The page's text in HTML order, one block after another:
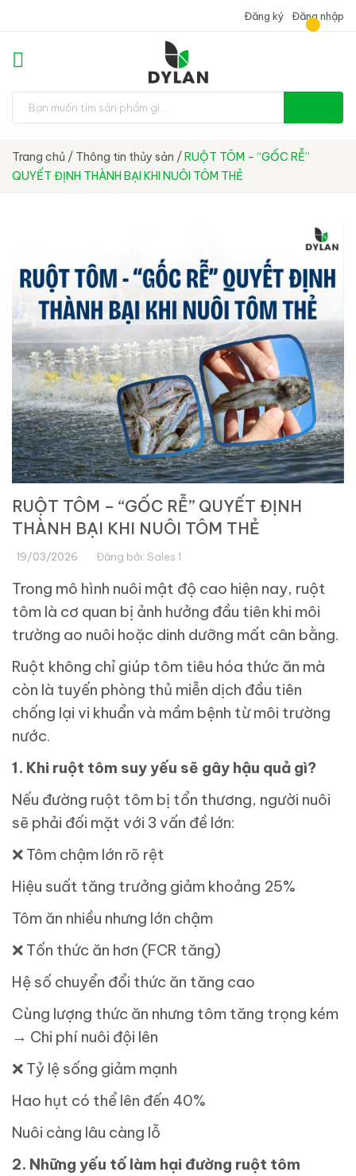
Đăng ký Đăng nhập
Trang chủ / Thông tin thủy sản /RUỘT TÔM – “GỐC RỄ”
QUYẾT ĐỊNH THÀNH BẠI KHI NUÔI TÔM THẺ
RUỘT TÔM – “GỐC RỄ” QUYẾT ĐỊNH
THÀNH BẠI KHI NUÔI TÔM THẺ
19/03/2026 Đăng bởi: Sales 1
Trong mô hình nuôi mật độ cao hiện nay, ruột
tôm là cơ quan bị ảnh hưởng đầu tiên khi môi
trường ao nuôi hoặc dinh dưỡng mất cân bằng.
Ruột không chỉ giúp tôm tiêu hóa thức ăn mà
còn là tuyến phòng thủ miễn dịch đầu tiên
chống lại vi khuẩn và mầm bệnh từ môi trường
nước.
1. Khi ruột tôm suy yếu sẽ gây hậu quả gì?
Nếu đường ruột tôm bị tổn thương, người nuôi
sẽ phải đối mặt với 3 vấn đề lớn:
❌ Tôm chậm lớn rõ rệt
Hiệu suất tăng trưởng giảm khoảng 25%
Tôm ăn nhiều nhưng lớn chậm
❌ Tốn thức ăn hơn (FCR tăng)
Hệ số chuyển đổi thức ăn tăng cao
Cùng lượng thức ăn nhưng tôm tăng trọng kém
→ Chi phí nuôi đội lên
❌ Tỷ lệ sống giảm mạnh
Hao hụt có thể lên đến 40%
Nuôi càng lâu càng lỗ
2. Những yếu tố làm hại đường ruột tôm